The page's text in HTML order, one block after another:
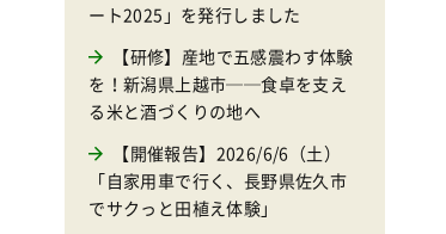
ート2025」を発行しました
【研修】産地で五感震わす体験
を！新潟県上越市──食卓を支え
る米と酒づくりの地へ
【開催報告】2026/6/6（土）
「自家用車で行く、長野県佐久市
でサクっと田植え体験」